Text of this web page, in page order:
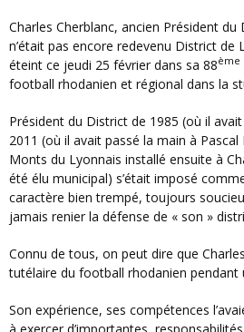
Charles Cherblanc, ancien Président du District du Rhône (qui
n’était pas encore redevenu District de
éteint ce jeudi 25 février dans sa 88ème
football rhodanien et régional dans la
Président du District de 1985 (où il avait succédé à Paul Verguin) à
2011 (où il avait passé la main à
Monts du Lyonnais installé ensuite à
été élu municipal) s’était imposé
caractère bien trempé, toujours
jamais renier la défense de « son »
Connu de tous, on peut dire que Charles Cherblanc a été la figure
tutélaire du football rhodanien pendant
Son expérience, ses compétences l’avaient naturellement amené